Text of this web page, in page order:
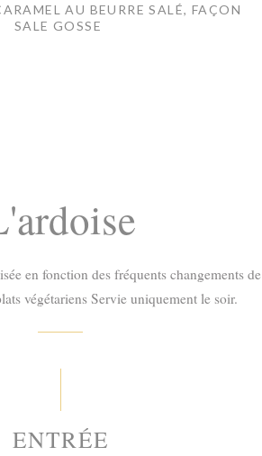
AU BEURRE SALÉ, FAÇON
SALE GOSSE
en fonction des fréquents changements de
végétariens Servie uniquement le soir.
ENTRÉE